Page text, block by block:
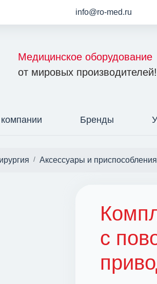
info@ro-med.ru
Медицинское оборудование
от мировых производителей!
Бренды
Аксессуары и
с